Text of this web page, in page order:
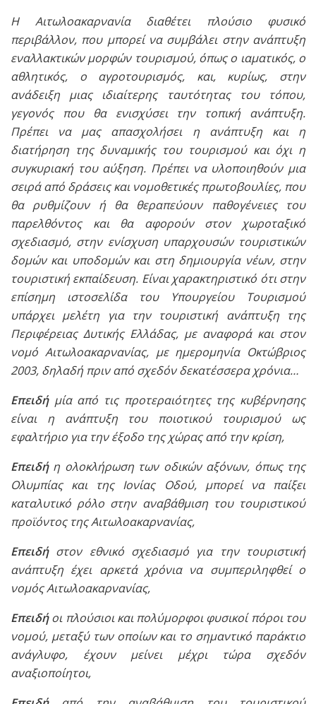
Η Αιτωλοακαρνανία διαθέτει πλούσιο φυσικό
περιβάλλον, που μπορεί να συμβάλει στην ανάπτυξη
εναλλακτικών μορφών τουρισμού, όπως ο ιαματικός, ο
αθλητικός, ο αγροτουρισμός, και, κυρίως, στην
ανάδειξη μιας ιδιαίτερης ταυτότητας του τόπου,
γεγονός που θα ενισχύσει την τοπική ανάπτυξη.
Πρέπει να μας απασχολήσει η ανάπτυξη και η
διατήρηση της δυναμικής του τουρισμού και όχι η
συγκυριακή του αύξηση. Πρέπει να υλοποιηθούν μια
σειρά από δράσεις και νομοθετικές πρωτοβουλίες, που
θα ρυθμίζουν ή θα θεραπεύουν παθογένειες του
παρελθόντος και θα αφορούν στον χωροταξικό
σχεδιασμό, στην ενίσχυση υπαρχουσών τουριστικών
δομών και υποδομών και στη δημιουργία νέων, στην
τουριστική εκπαίδευση. Είναι χαρακτηριστικό ότι στην
επίσημη ιστοσελίδα του Υπουργείου Τουρισμού
υπάρχει μελέτη για την τουριστική ανάπτυξη της
Περιφέρειας Δυτικής Ελλάδας, με αναφορά και στον
νομό Αιτωλοακαρνανίας, με ημερομηνία Οκτώβριος
2003, δηλαδή πριν από σχεδόν δεκατέσσερα χρόνια…
Επειδήμία από τις προτεραιότητες της κυβέρνησης
είναι η ανάπτυξη του ποιοτικού τουρισμού ως
εφαλτήριο για την έξοδο της χώρας από την κρίση,
Επειδήη ολοκλήρωση των οδικών αξόνων, όπως της
Ολυμπίας και της Ιονίας Οδού, μπορεί να παίξει
καταλυτικό ρόλο στην αναβάθμιση του τουριστικού
προϊόντος της Αιτωλοακαρνανίας,
Επειδήστον εθνικό σχεδιασμό για την τουριστική
ανάπτυξη έχει αρκετά χρόνια να συμπεριληφθεί ο
νομός Αιτωλοακαρνανίας,
Επειδήοι πλούσιοι και πολύμορφοι φυσικοί πόροι του
νομού, μεταξύ των οποίων και το σημαντικό παράκτιο
ανάγλυφο, έχουν μείνει μέχρι τώρα σχεδόν
αναξιοποίητοι,